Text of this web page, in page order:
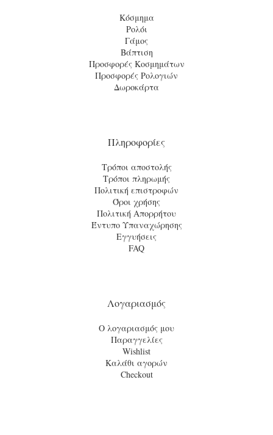
Κόσμημα
Ρολόι
Γάμος
Βάπτιση
Προσφορές Κοσμημάτων
Προσφορές Ρολογιών
Δωροκάρτα
Πληροφορίες
Τρόποι αποστολής
Τρόποι πληρωμής
Πολιτική επιστροφών
Όροι χρήσης
Πολιτική Απορρήτου
Έντυπο Υπαναχώρησης
Εγγυήσεις
FAQ
Λογαριασμός
Ο λογαριασμός μου
Παραγγελίες
Wishlist
Καλάθι αγορών
Checkout